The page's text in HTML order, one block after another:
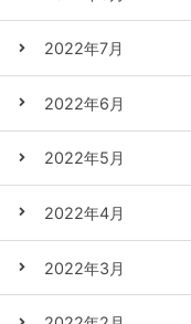
2022年7月
2022年6月
2022年5月
2022年4月
2022年3月